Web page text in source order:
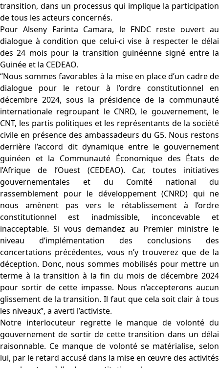
transition, dans un processus qui implique la participation
de tous les acteurs concernés.
Pour Alseny Farinta Camara, le FNDC reste ouvert au
dialogue à condition que celui-ci vise à respecter le délai
des 24 mois pour la transition guinéenne signé entre la
Guinée et la CEDEAO.
“Nous sommes favorables à la mise en place d’un cadre de
dialogue pour le retour à l’ordre constitutionnel en
décembre 2024, sous la présidence de la communauté
internationale regroupant le CNRD, le gouvernement, le
CNT, les partis politiques et les représentants de la société
civile en présence des ambassadeurs du G5. Nous restons
derrière l’accord dit dynamique entre le gouvernement
guinéen et la Communauté Économique des États de
l’Afrique de l’Ouest (CEDEAO). Car, toutes initiatives
gouvernementales et du Comité national du
rassemblement pour le développement (CNRD) qui ne
nous amènent pas vers le rétablissement à l’ordre
constitutionnel est inadmissible, inconcevable et
inacceptable. Si vous demandez au Premier ministre le
niveau d’implémentation des conclusions des
concertations précédentes, vous n’y trouverez que de la
déception. Donc, nous sommes mobilisés pour mettre un
terme à la transition à la fin du mois de décembre 2024
pour sortir de cette impasse. Nous n’accepterons aucun
glissement de la transition. Il faut que cela soit clair à tous
les niveaux”, a averti l’activiste.
Notre interlocuteur regrette le manque de volonté du
gouvernement de sortir de cette transition dans un délai
raisonnable. Ce manque de volonté se matérialise, selon
lui, par le retard accusé dans la mise en œuvre des activités